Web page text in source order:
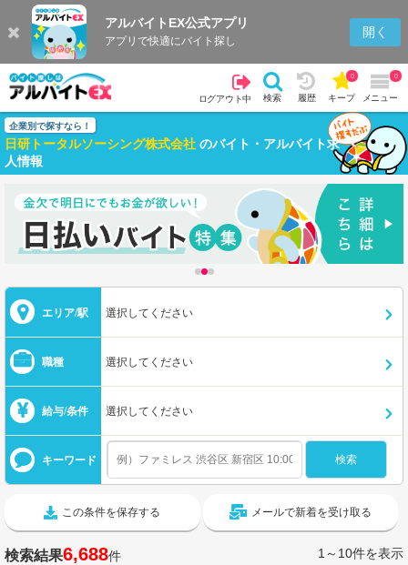
アルバイトEX公式アプリ
アプリで快適にバイト探し
開く
ログアウト中 検索 履歴 キープ
0
メニュー
0
企業別で探すなら！
日研トータルソーシング株式会社 のバイト・アルバイト求
人情報
エリア/駅 選択してください
職種 選択してください
給与/条件 選択してください
キーワード
この条件を保存する メールで新着を受け取る
検索結果6,688件 1～10件を表示